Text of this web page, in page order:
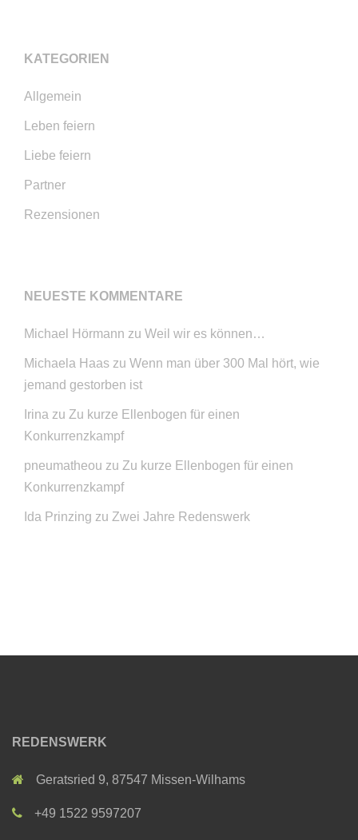
KATEGORIEN
Allgemein
Leben feiern
Liebe feiern
Partner
Rezensionen
NEUESTE KOMMENTARE
Michael Hörmann zu Weil wir es können…
Michaela Haas zu Wenn man über 300 Mal hört, wie
jemand gestorben ist
Irina zu Zu kurze Ellenbogen für einen
Konkurrenzkampf
pneumatheou zu Zu kurze Ellenbogen für einen
Konkurrenzkampf
Ida Prinzing zu Zwei Jahre Redenswerk
REDENSWERK
Geratsried 9, 87547 Missen-Wilhams
+49 1522 9597207